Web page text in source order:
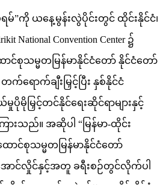
ဖိုရမ်”ကို ယနေ့မွန်းလွဲပိုင်းတွင် ထိုင်းနိုင်ငံ၊
National Convention Center ၌
င်စုသမ္မတမြန်မာနိုင်ငံတော် နိုင်ငံတော်
ရောက်ချီးမြှင့်ပြီး နှစ်နိုင်ငံ
ပိုမိုမြှင့်တင်နိုင်ရေးဆိုင်ရာများနှင့်
ားသည်။ အဆိုပါ “မြန်မာ-ထိုင်း
ောင်စုသမ္မတမြန်မာနိုင်ငံတော်
ောင်လှိုင်နှင့်အတူ ခရီးစဉ်တွင်လိုက်ပါ